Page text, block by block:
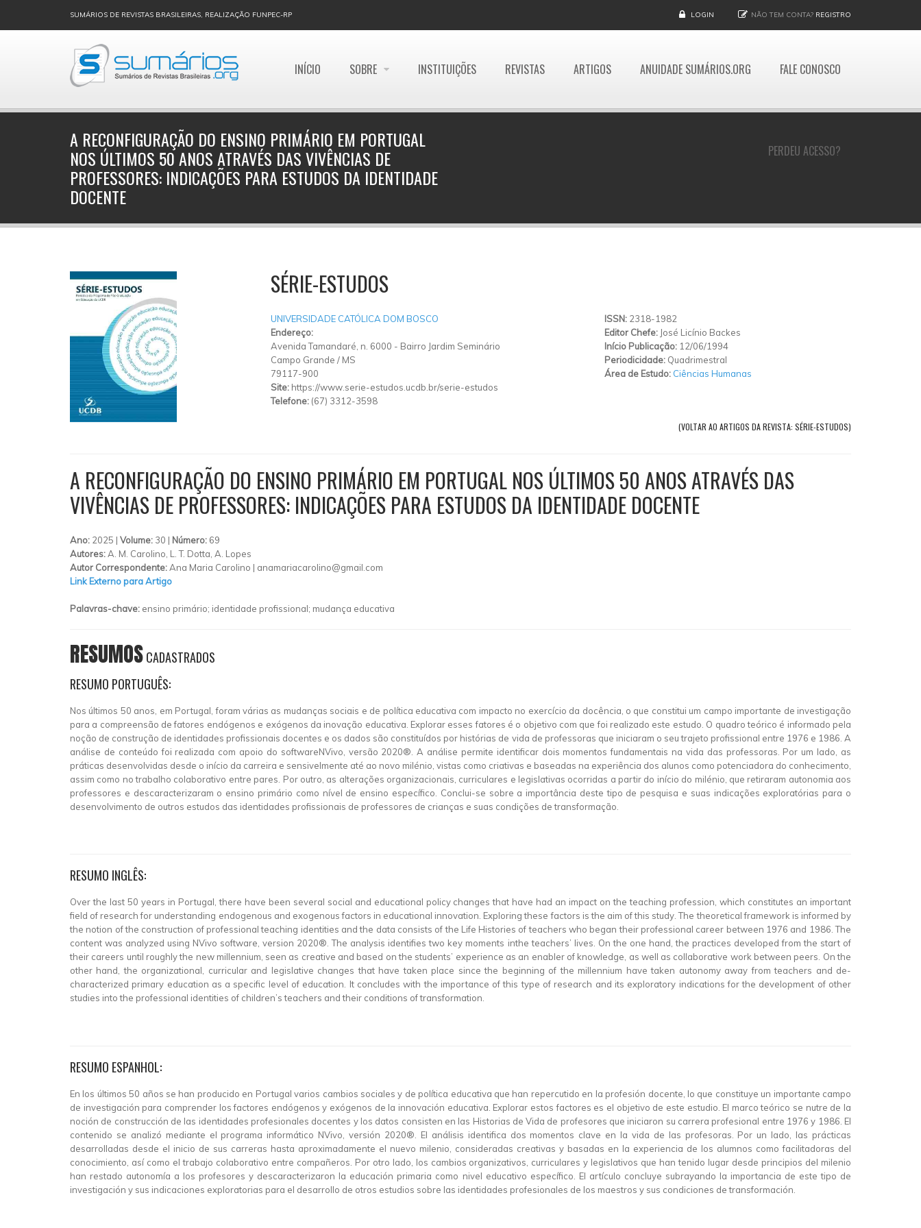
SUMÁRIOS DE REVISTAS BRASILEIRAS, REALIZAÇÃO FUNPEC-RP LOGIN NÃO TEM CONTA? REGISTRO
INÍCIO SOBRE INSTITUIÇÕES REVISTAS ARTIGOS ANUIDADE SUMÁRIOS.ORG FALE CONOSCO
PERDEU ACESSO?
A RECONFIGURAÇÃO DO ENSINO PRIMÁRIO EM PORTUGAL
NOS ÚLTIMOS 50 ANOS ATRAVÉS DAS VIVÊNCIAS DE
PROFESSORES: INDICAÇÕES PARA ESTUDOS DA IDENTIDADE
DOCENTE
SÉRIE-ESTUDOS
UNIVERSIDADE CATÓLICA DOM BOSCO
Endereço:
Avenida Tamandaré, n. 6000 - Bairro Jardim Seminário
Campo Grande / MS
79117-900
Site: https://www.serie-estudos.ucdb.br/serie-estudos
Telefone: (67) 3312-3598
ISSN: 2318-1982
Editor Chefe: José Licínio Backes
Início Publicação: 12/06/1994
Periodicidade: Quadrimestral
Área de Estudo: Ciências Humanas
(VOLTAR AO ARTIGOS DA REVISTA: SÉRIE-ESTUDOS)
A RECONFIGURAÇÃO DO ENSINO PRIMÁRIO EM PORTUGAL NOS ÚLTIMOS 50 ANOS ATRAVÉS DAS
VIVÊNCIAS DE PROFESSORES: INDICAÇÕES PARA ESTUDOS DA IDENTIDADE DOCENTE
Ano: 2025 | Volume: 30 | Número: 69
Autores:A. M. Carolino, L. T. Dotta, A. Lopes
Autor Correspondente:Ana Maria Carolino | anamariacarolino@gmail.com
Link Externo para Artigo
Palavras-chave: ensino primário; identidade profissional; mudança educativa
RESUMOSCADASTRADOS
RESUMO PORTUGUÊS:
Nos últimos 50 anos, em Portugal, foram várias as mudanças sociais e de política educativa com impacto no exercício da docência, o que constitui um campo importante de investigação
para a compreensão de fatores endógenos e exógenos da inovação educativa. Explorar esses fatores é o objetivo com que foi realizado este estudo. O quadro teórico é informado pela
noção de construção de identidades profissionais docentes e os dados são constituídos por histórias de vida de professoras que iniciaram o seu trajeto profissional entre 1976 e 1986. A
análise de conteúdo foi realizada com apoio do softwareNVivo, versão 2020®. A análise permite identificar dois momentos fundamentais na vida das professoras. Por um lado, as
práticas desenvolvidas desde o início da carreira e sensivelmente até ao novo milénio, vistas como criativas e baseadas na experiência dos alunos como potenciadora do conhecimento,
assim como no trabalho colaborativo entre pares. Por outro, as alterações organizacionais, curriculares e legislativas ocorridas a partir do início do milénio, que retiraram autonomia aos
professores e descaracterizaram o ensino primário como nível de ensino específico. Conclui-se sobre a importância deste tipo de pesquisa e suas indicações exploratórias para o
desenvolvimento de outros estudos das identidades profissionais de professores de crianças e suas condições de transformação.
RESUMO INGLÊS:
Over the last 50 years in Portugal, there have been several social and educational policy changes that have had an impact on the teaching profession, which constitutes an important
field of research for understanding endogenous and exogenous factors in educational innovation. Exploring these factors is the aim of this study. The theoretical framework is informed by
the notion of the construction of professional teaching identities and the data consists of the Life Histories of teachers who began their professional career between 1976 and 1986. The
content was analyzed using NVivo software, version 2020®. The analysis identifies two key moments inthe teachers’ lives. On the one hand, the practices developed from the start of
their careers until roughly the new millennium, seen as creative and based on the students’ experience as an enabler of knowledge, as well as collaborative work between peers. On the
other hand, the organizational, curricular and legislative changes that have taken place since the beginning of the millennium have taken autonomy away from teachers and de-
characterized primary education as a specific level of education. It concludes with the importance of this type of research and its exploratory indications for the development of other
studies into the professional identities of children’s teachers and their conditions of transformation.
RESUMO ESPANHOL:
En los últimos 50 años se han producido en Portugal varios cambios sociales y de política educativa que han repercutido en la profesión docente, lo que constituye un importante campo
de investigación para comprender los factores endógenos y exógenos de la innovación educativa. Explorar estos factores es el objetivo de este estudio. El marco teórico se nutre de la
noción de construcción de las identidades profesionales docentes y los datos consisten en las Historias de Vida de profesores que iniciaron su carrera profesional entre 1976 y 1986. El
contenido se analizó mediante el programa informático NVivo, versión 2020®. El análisis identifica dos momentos clave en la vida de las profesoras. Por un lado, las prácticas
desarrolladas desde el inicio de sus carreras hasta aproximadamente el nuevo milenio, consideradas creativas y basadas en la experiencia de los alumnos como facilitadoras del
conocimiento, así como el trabajo colaborativo entre compañeros. Por otro lado, los cambios organizativos, curriculares y legislativos que han tenido lugar desde principios del milenio
han restado autonomía a los profesores y descaracterizaron la educación primaria como nivel educativo específico. El artículo concluye subrayando la importancia de este tipo de
investigación y sus indicaciones exploratorias para el desarrollo de otros estudios sobre las identidades profesionales de los maestros y sus condiciones de transformación.